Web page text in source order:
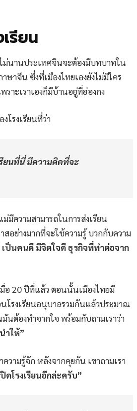
รียน
ม่นานประเทศจีนจะต้องมีบทบาทใน
าจีน ซึ่งที่เมืองไทยเองยังไม่มีใคร
ราะเราเองก็มีบ้านอยู่ที่ฮ่องกง
โรงเรียนที่ว่า
ยนที่นี่ มีความคิดที่จะ
มีความสามารถในการส่งเรียน
อย่างมากที่จะใช้ความรู้ บวกกับความ
เป็นคนดี มีจิตใจดี ธุรกิจที่ทำต่อจาก
มื่อ 20 ปีที่แล้ว ตอนนั้นเมืองไทยมี
โรงเรียนอนุบาลรวมกันแล้วประมาณ
มันต้องทำจากใจ พร้อมกับถามเราว่า
ำให้”
วามรู้จัก หลังจากคุยกัน เขาถามเรา
ดโรงเรียนอีกล่ะครับ”